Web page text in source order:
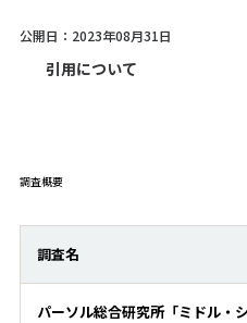
公開日： 2023年08月31日
引用について
調査概要
調査名
パーソル総合研究所「ミドル・